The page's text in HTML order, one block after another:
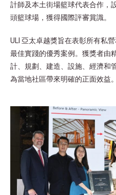
計師及本土街場籃球代表合作，
頭籃球場，獲得國際評審賞識。
ULI 亞太卓越獎旨在表彰所有私
最佳實踐的優秀案例。獲獎者由
計、規劃、建造、設施、經濟和
為當地社區帶來明確的正面效益。